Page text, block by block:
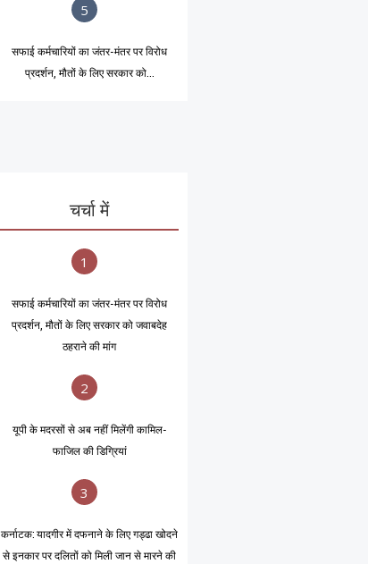
5
सफाई कर्मचारियों का जंतर-मंतर पर विरोध
प्रदर्शन, मौतों के लिए सरकार को...
चर्चा में
1
सफाई कर्मचारियों का जंतर-मंतर पर विरोध
प्रदर्शन, मौतों के लिए सरकार को जवाबदेह
ठहराने की मांग
2
यूपी के मदरसों से अब नहीं मिलेंगी कामिल-
फाजिल की डिग्रियां
3
कर्नाटक: यादगीर में दफनाने के लिए गड्ढा खोदने
से इनकार पर दलितों को मिली जान से मारने की